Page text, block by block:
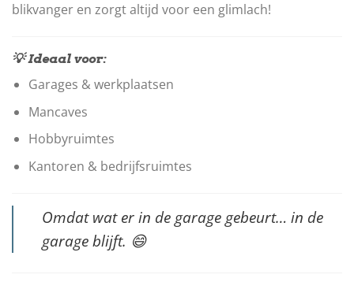
blikvanger en zorgt altijd voor een glimlach!
💡 Ideaal voor:
Garages & werkplaatsen
Mancaves
Hobbyruimtes
Kantoren & bedrijfsruimtes
Omdat wat er in de garage gebeurt… in de
garage blijft. 😄